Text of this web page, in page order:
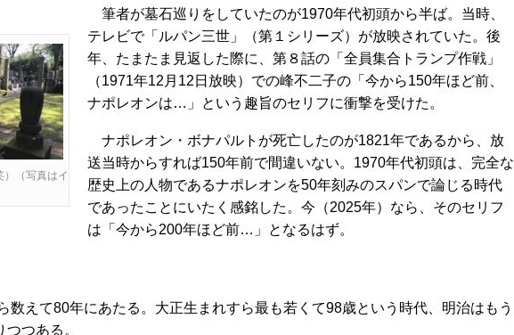
）（写真はイ
筆者が墓石巡りをしていたのが1970年代初頭から半ば。当時、
テレビで「ルパン三世」（第１シリーズ）が放映されていた。後
年、たまたま見返した際に、第８話の「全員集合トランプ作戦」
（1971年12月12日放映）での峰不二子の「今から150年ほど前、
ナポレオンは…」という趣旨のセリフに衝撃を受けた。
ナポレオン・ボナパルトが死亡したのが1821年であるから、放
送当時からすれば150年前で間違いない。1970年代初頭は、完全な
歴史上の人物であるナポレオンを50年刻みのスパンで論じる時代
であったことにいたく感銘した。今（2025年）なら、そのセリフ
は「今から200年ほど前…」となるはず。
えて80年にあたる。大正生まれすら最も若くて98歳という時代、明治はもう
つある。